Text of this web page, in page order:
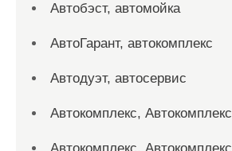
Автобэст, автомойка
АвтоГарант, автокомплекс
Автодуэт, автосервис
Автокомплекс, Автокомплекс